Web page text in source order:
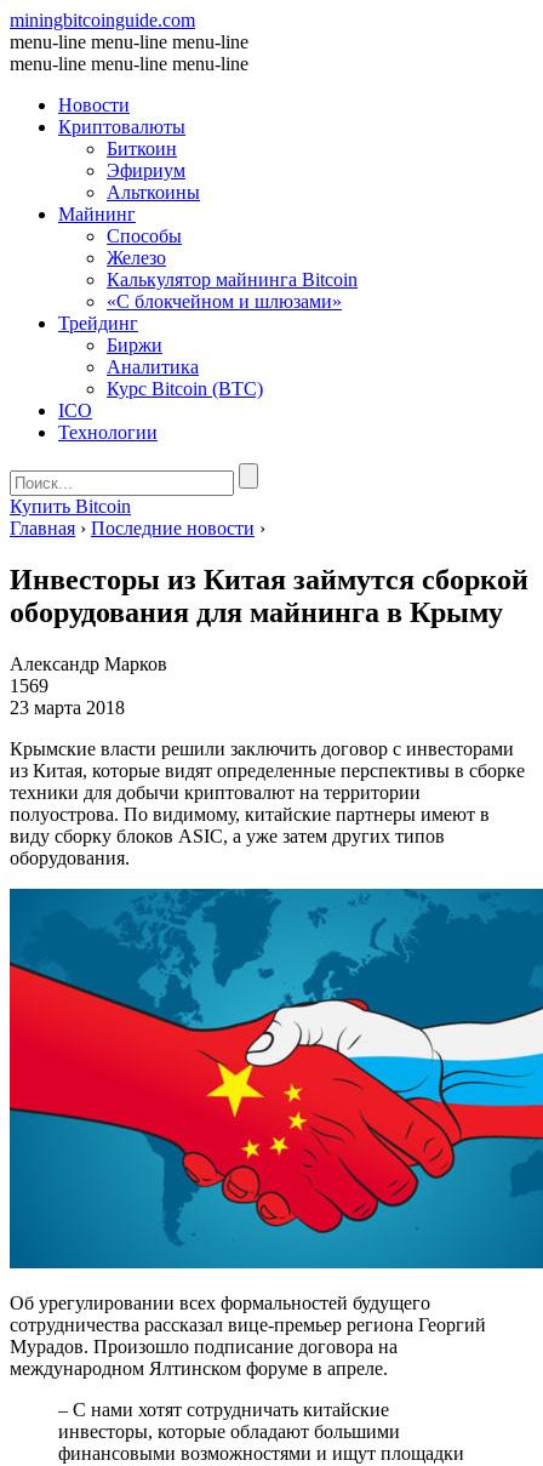
miningbitcoinguide.com
menu-line menu-line menu-line
menu-line menu-line menu-line
Новости
Криптовалюты
Биткоин
Эфириум
Альткоины
Майнинг
Способы
Железо
Калькулятор майнинга Bitcoin
«С блокчейном и шлюзами»
Трейдинг
Биржи
Аналитика
Курс Bitcoin (BTC)
ICO
Технологии
Купить Bitcoin
Главная › Последние новости ›
Инвесторы из Китая займутся сборкой
оборудования для майнинга в Крыму
Александр Марков
1569
23 марта 2018
Крымские власти решили заключить договор с инвесторами
из Китая, которые видят определенные перспективы в сборке
техники для добычи криптовалют на территории
полуострова. По видимому, китайские партнеры имеют в
виду сборку блоков ASIC, а уже затем других типов
оборудования.
Об урегулировании всех формальностей будущего
сотрудничества рассказал вице-премьер региона Георгий
Мурадов. Произошло подписание договора на
международном Ялтинском форуме в апреле.
– С нами хотят сотрудничать китайские
инвесторы, которые обладают большими
финансовыми возможностями и ищут площадки